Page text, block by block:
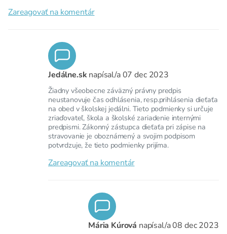
Zareagovať na komentár
Jedálne.sk napísal/a07 dec 2023
Žiadny všeobecne záväzný právny predpis
neustanovuje čas odhlásenia, resp.prihlásenia dieťaťa
na obed v školskej jedálni. Tieto podmienky si určuje
zriaďovateľ, škola a školské zariadenie internými
predpismi. Zákonný zástupca dieťaťa pri zápise na
stravovanie je oboznámený a svojim podpisom
potvrdzuje, že tieto podmienky prijíma.
Zareagovať na komentár
Mária Kúrová napísal/a08 dec 2023